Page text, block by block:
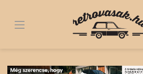
Menü